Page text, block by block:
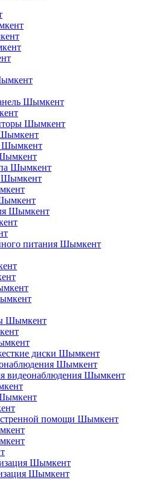
Шымкент
Шымкент
Шымкент
Шымкент
Шымкент
Шымкент
Шымкент
питания Шымкент
Шымкент
диски Шымкент
Шымкент
видеонаблюдения Шымкент
помощи Шымкент
Шымкент
Шымкент